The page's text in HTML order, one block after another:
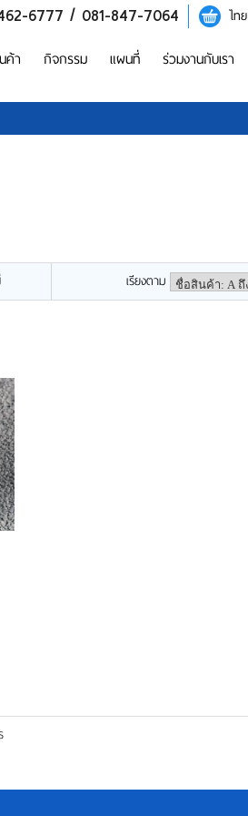
6777 / 081-847-7064 ไทย
ค้า กิจกรรม แผนที่ ร่วมงานกับเรา
เรียงตาม